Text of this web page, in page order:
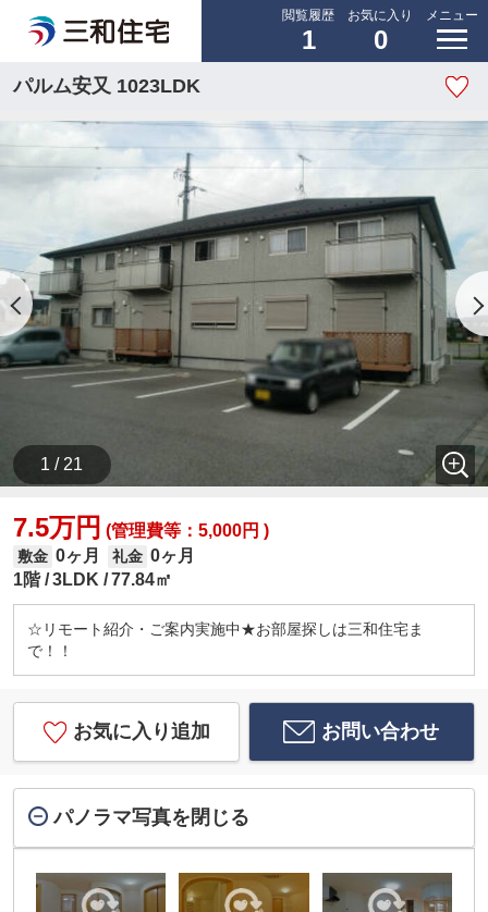
閲覧履歴
1
お気に入り
0
メニュー
パルム安又 1023LDK
1 / 21
7.5万円 (管理費等：5,000円 )
敷金 0ヶ月 礼金 0ヶ月
1階 3LDK 77.84㎡
☆リモート紹介・ご案内実施中★お部屋探しは三和住宅ま
で！！
お気に入り追加 お問い合わせ
パノラマ写真を閉じる